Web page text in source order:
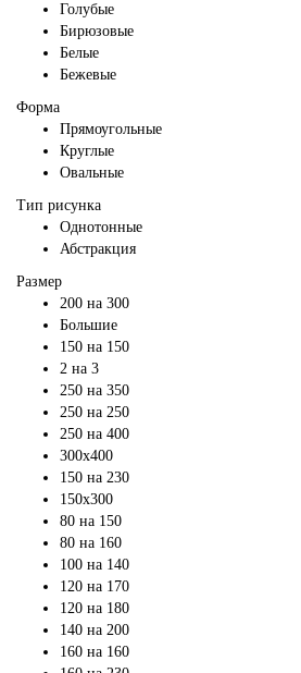
Голубые
Бирюзовые
Белые
Бежевые
Форма
Прямоугольные
Круглые
Овальные
Тип рисунка
Однотонные
Абстракция
Размер
200 на 300
Большие
150 на 150
2 на 3
250 на 350
250 на 250
250 на 400
300х400
150 на 230
150х300
80 на 150
80 на 160
100 на 140
120 на 170
120 на 180
140 на 200
160 на 160